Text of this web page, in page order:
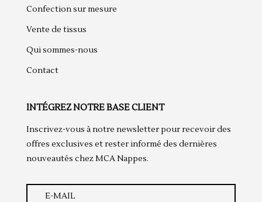
Confection sur mesure
Vente de tissus
Qui sommes-nous
Contact
INTÉGREZ NOTRE BASE CLIENT
Inscrivez-vous à notre newsletter pour recevoir des
offres exclusives et rester informé des dernières
nouveautés chez MCA Nappes.